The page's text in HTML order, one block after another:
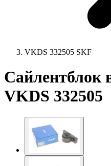
VKDS 332505 SKF
Сайлентблок
VKDS 332505